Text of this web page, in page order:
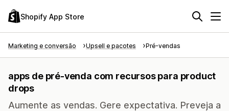
Shopify App Store
Marketing e conversão Upsell e pacotes Pré-vendas
apps de pré-venda com recursos para product
drops
Aumente as vendas. Gere expectativa. Preveja a